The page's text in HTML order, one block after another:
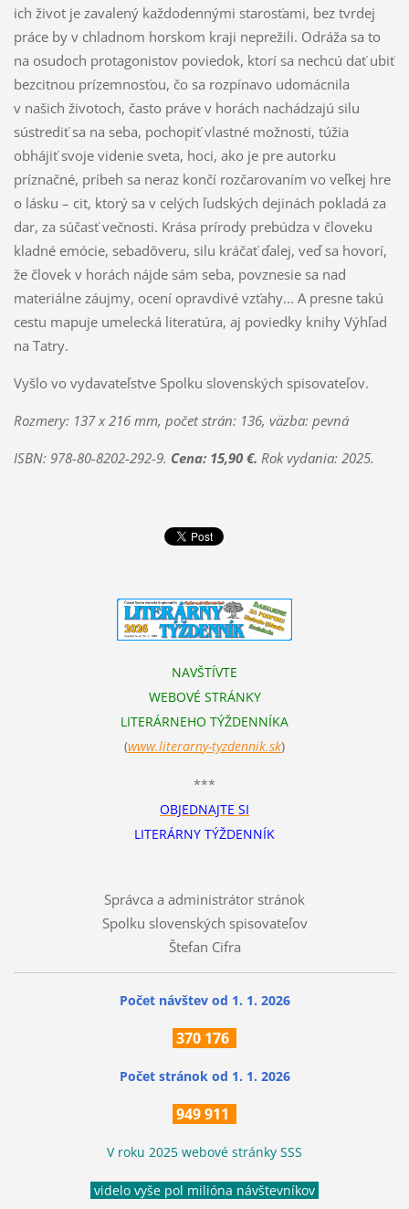
ich život je zavalený každodennými starosťami, bez tvrdej
práce by v chladnom horskom kraji neprežili. Odráža sa to
na osudoch protagonistov poviedok, ktorí sa nechcú dať ubiť
bezcitnou prízemnosťou, čo sa rozpínavo udomácnila
v našich životoch, často práve v horách nachádzajú silu
sústrediť sa na seba, pochopiť vlastné možnosti, túžia
obhájiť svoje videnie sveta, hoci, ako je pre autorku
príznačné, príbeh sa neraz končí rozčarovaním vo veľkej hre
o lásku – cit, ktorý sa v celých ľudských dejinách pokladá za
dar, za súčasť večnosti. Krása prírody prebúdza v človeku
kladné emócie, sebadôveru, silu kráčať ďalej, veď sa hovorí,
že človek v horách nájde sám seba, povznesie sa nad
materiálne záujmy, ocení opravdivé vzťahy... A presne takú
cestu mapuje umelecká literatúra, aj poviedky knihy Výhľad
na Tatry.
Vyšlo vo vydavateľstve Spolku slovenských spisovateľov.
Rozmery: 137 x 216 mm, počet strán: 136, väzba: pevná
ISBN: 978-80-8202-292-9. Cena: 15,90 €. Rok vydania: 2025.
NAVŠTÍVTE
WEBOVÉ STRÁNKY
LITERÁRNEHO TÝŽDENNÍKA
(www.literarny-tyzdennik.sk)
***
OBJEDNAJTE SI
LITERÁRNY TÝŽDENNÍK
Správca a administrátor stránok
Spolku slovenských spisovateľov
Štefan Cifra
Počet návštev od 1. 1. 2026
370 176
Počet stránok od 1. 1. 2026
949 911
V roku 2025 webové stránky SSS
videlo vyše pol milióna návštevníkov